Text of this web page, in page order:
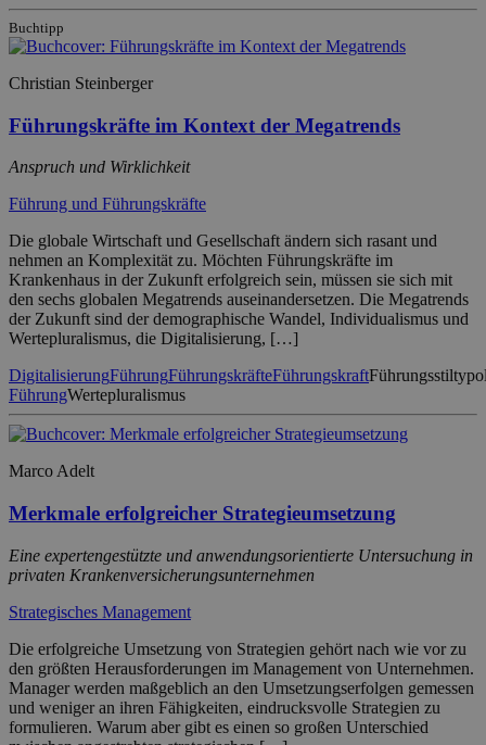
Buchtipp
Christian Steinberger
Führungskräfte im Kontext der Megatrends
Anspruch und Wirklichkeit
Führung und Führungskräfte
Die globale Wirtschaft und Gesellschaft ändern sich rasant und
nehmen an Komplexität zu. Möchten Führungskräfte im
Krankenhaus in der Zukunft erfolgreich sein, müssen sie sich mit
den sechs globalen Megatrends auseinandersetzen. Die Megatrends
der Zukunft sind der demographische Wandel, Individualismus und
Wertepluralismus, die Digitalisierung, […]
DigitalisierungFührungFührungskräfteFührungskraft
FührungWertepluralismus
Marco Adelt
Merkmale erfolgreicher Strategieumsetzung
Eine expertengestützte und anwendungsorientierte Untersuchung in
privaten Krankenversicherungsunternehmen
Strategisches Management
Die erfolgreiche Umsetzung von Strategien gehört nach wie vor zu
den größten Herausforderungen im Management von Unternehmen.
Manager werden maßgeblich an den Umsetzungserfolgen gemessen
und weniger an ihren Fähigkeiten, eindrucksvolle Strategien zu
formulieren. Warum aber gibt es einen so großen Unterschied